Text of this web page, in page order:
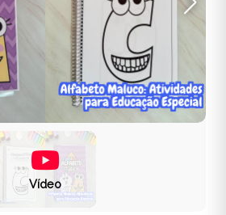
Vídeo